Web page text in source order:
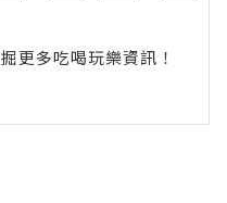
更多吃喝玩樂資訊！